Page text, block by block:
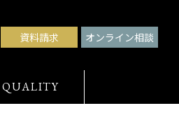
資料請求 オンライン相談
QUALITY